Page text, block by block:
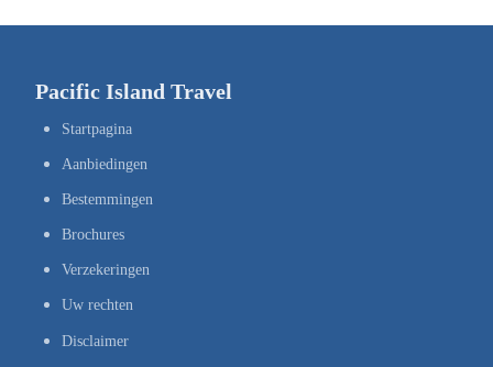
Pacific Island Travel
Startpagina
Aanbiedingen
Bestemmingen
Brochures
Verzekeringen
Uw rechten
Disclaimer